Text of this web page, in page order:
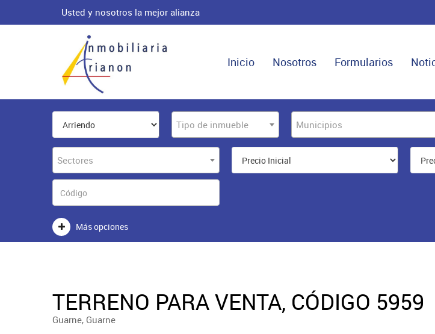
Usted y nosotros la mejor alianza
Inicio Nosotros Formularios
Tipo de inmueble Municipios
Sectores
Más opciones
TERRENO PARA VENTA, CÓDIGO 5959
Guarne, Guarne